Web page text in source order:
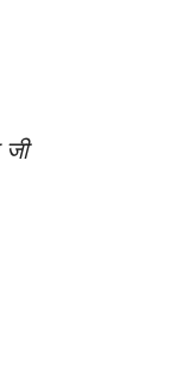
जी